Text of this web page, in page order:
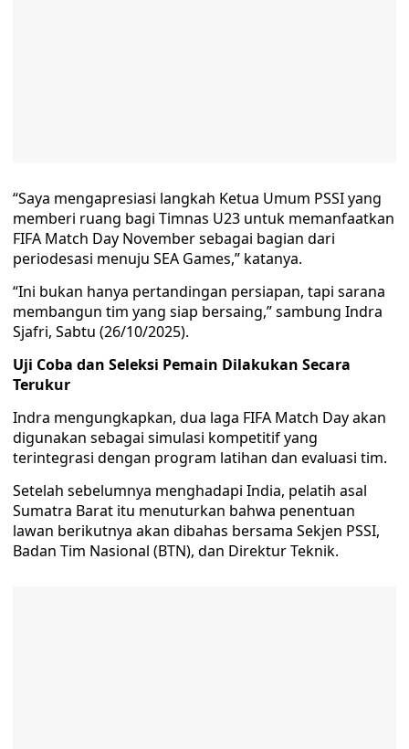
“Saya mengapresiasi langkah Ketua Umum PSSI yang
memberi ruang bagi Timnas U23 untuk memanfaatkan
FIFA Match Day November sebagai bagian dari
periodesasi menuju SEA Games,” katanya.
“Ini bukan hanya pertandingan persiapan, tapi sarana
membangun tim yang siap bersaing,” sambung Indra
Sjafri, Sabtu (26/10/2025).
Uji Coba dan Seleksi Pemain Dilakukan Secara
Terukur
Indra mengungkapkan, dua laga FIFA Match Day akan
digunakan sebagai simulasi kompetitif yang
terintegrasi dengan program latihan dan evaluasi tim.
Setelah sebelumnya menghadapi India, pelatih asal
Sumatra Barat itu menuturkan bahwa penentuan
lawan berikutnya akan dibahas bersama Sekjen PSSI,
Badan Tim Nasional (BTN), dan Direktur Teknik.